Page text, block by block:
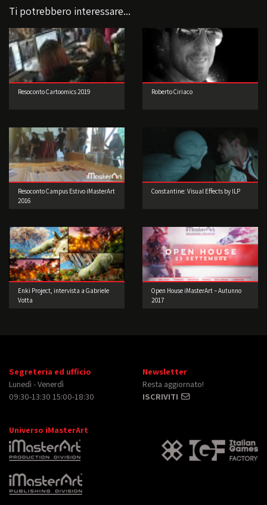
Ti potrebbero interessare...
Resoconto Cartoomics 2019 Roberto Ciriaco
Resoconto Campus Estivo iMasterArt
2016
Constantine: Visual Effects by ILP
Enki Project, intervista a Gabriele
Votta
Open House iMasterArt – Autunno
2017
Segreteria ed ufficio
Lunedì - Venerdì
09:30-13:30 15:00-18:30
Newsletter
Resta aggiornato!
ISCRIVITI
Universo iMasterArt